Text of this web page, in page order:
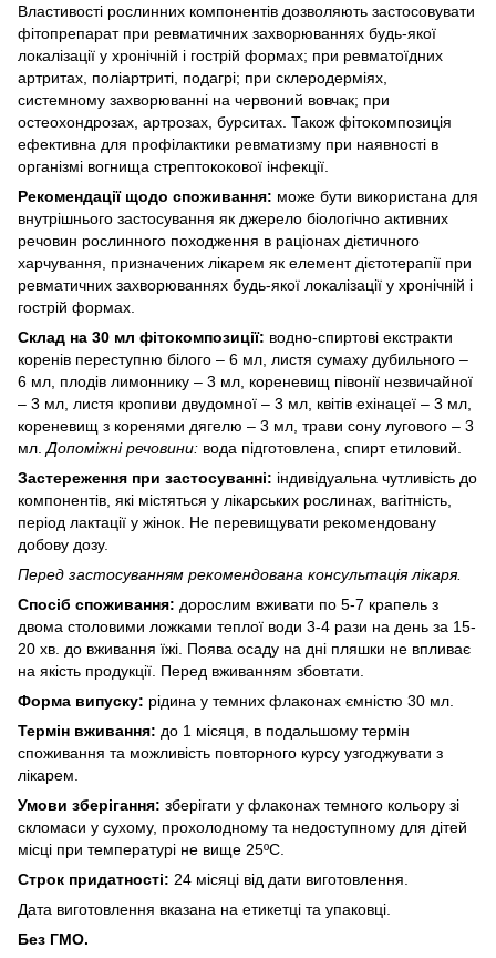
Властивості рослинних компонентів дозволяють застосовувати
фітопрепарат при ревматичних захворюваннях будь-якої
локалізації у хронічній і гострій формах; при ревматоїдних
артритах, поліартриті, подагрі; при склеродерміях,
системному захворюванні на червоний вовчак; при
остеохондрозах, артрозах, бурситах. Також фітокомпозиція
ефективна для профілактики ревматизму при наявності в
організмі вогнища стрептококової інфекції.
Рекомендації щодо споживання: може бути використана для
внутрішнього застосування як джерело біологічно активних
речовин рослинного походження в раціонах дієтичного
харчування, призначених лікарем як елемент дієтотерапії при
ревматичних захворюваннях будь-якої локалізації у хронічній і
гострій формах.
Склад на 30 мл фітокомпозиції: водно-спиртові екстракти
коренів переступню білого – 6 мл, листя сумаху дубильного –
6 мл, плодів лимоннику – 3 мл, кореневищ півонії незвичайної
– 3 мл, листя кропиви двудомної – 3 мл, квітів ехінацеї – 3 мл,
кореневищ з коренями дягелю – 3 мл, трави сону лугового – 3
мл. Допоміжні речовини: вода підготовлена, спирт етиловий.
Застереження при застосуванні: індивідуальна чутливість до
компонентів, які містяться у лікарських рослинах, вагітність,
період лактації у жінок. Не перевищувати рекомендовану
добову дозу.
Перед застосуванням рекомендована консультація лікаря.
Спосіб споживання: дорослим вживати по 5-7 крапель з
двома столовими ложками теплої води 3-4 рази на день за 15-
20 хв. до вживання їжі. Поява осаду на дні пляшки не впливає
на якість продукції. Перед вживанням збовтати.
Форма випуску: рідина у темних флаконах ємністю 30 мл.
Термін вживання: до 1 місяця, в подальшому термін
споживання та можливість повторного курсу узгоджувати з
лікарем.
Умови зберігання: зберігати у флаконах темного кольору зі
скломаси у сухому, прохолодному та недоступному для дітей
місці при температурі не вище 25ºС.
Строк придатності: 24 місяці від дати виготовлення.
Дата виготовлення вказана на етикетці та упаковці.
Без ГМО.